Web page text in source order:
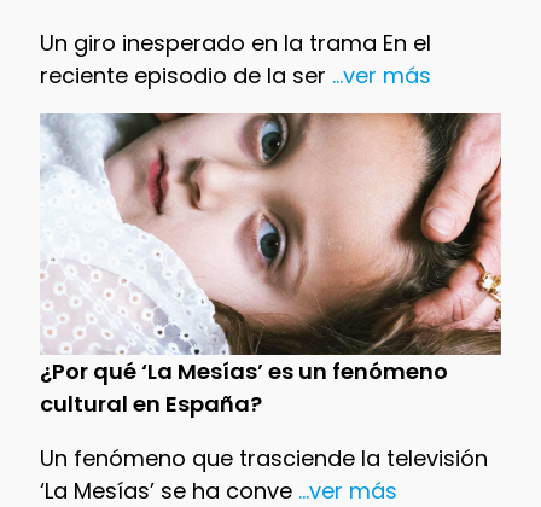
Un giro inesperado en la trama En el
reciente episodio de la ser ...ver más
¿Por qué ‘La Mesías’ es un fenómeno
cultural en España?
Un fenómeno que trasciende la televisión
‘La Mesías’ se ha conve...ver más